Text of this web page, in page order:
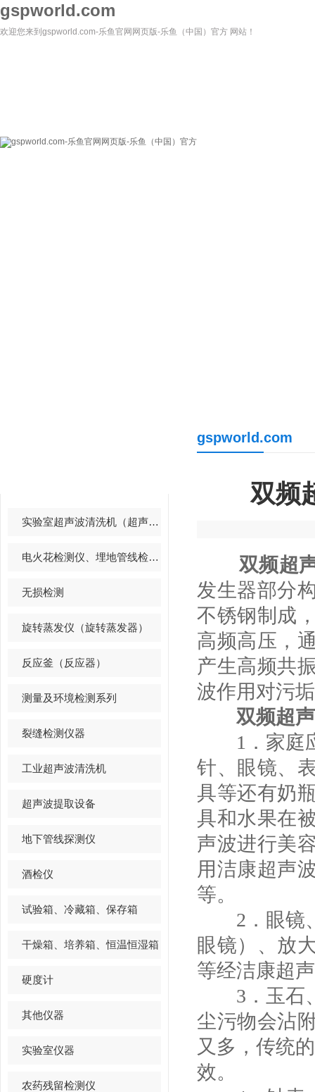
gspworld.com
欢迎您来到gspworld.com-乐鱼官网网页版-乐鱼（中国）官方 网站！
gspworld.com-乐
实验室超声波清洗机（超声波清洗器）
电火花检测仪、埋地管线检测仪
无损检测
旋转蒸发仪（旋转蒸发器）
反应釜（反应器）
测量及环境检测系列
裂缝检测仪器
工业超声波清洗机
超声波提取设备
地下管线探测仪
酒检仪
试验箱、冷藏箱、保存箱
干燥箱、培养箱、恒温恒湿箱
硬度计
其他仪器
实验室仪器
农药残留检测仪
gspworld.com
双频
双频超
发生器部分
不锈钢制成
高频高压，
产生高频共
波作用对污
双频超
1．家庭应
针、眼镜、
具等还有奶
具和水果在
声波进行美
用洁康超声
等。
2．眼镜、
眼镜）、放
等经洁康超
3．玉石、
尘污物会沾
又多，传统
效。